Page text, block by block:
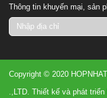
Thông tin khuyến mại, sản
Copyright © 2020
.,LTD. Thiết kế và phát triển